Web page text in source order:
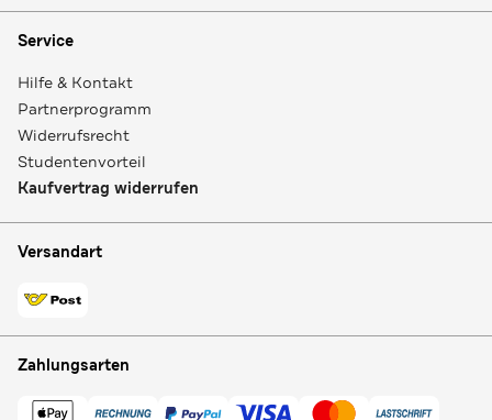
Service
Hilfe & Kontakt
Partnerprogramm
Widerrufsrecht
Studentenvorteil
Kaufvertrag widerrufen
Versandart
Zahlungsarten